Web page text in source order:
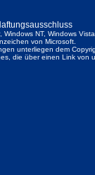
NT, Windows
von Microsoft.
unterliegen dem
die über einen Link von